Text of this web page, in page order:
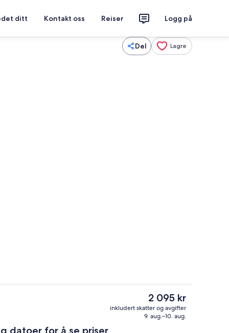
ditt Kontakt oss Reiser Logg på
Del Lagre
Oppholdsområde
Den
nåværende
prisen
2 095 kr
inkludert skatter og avgifter
9. aug.–10. aug.
datoer for å se priser